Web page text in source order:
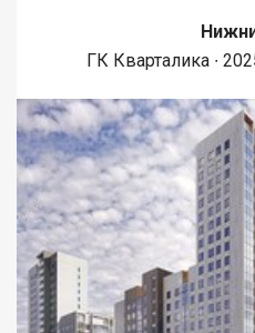
ГК Кварталика ∙